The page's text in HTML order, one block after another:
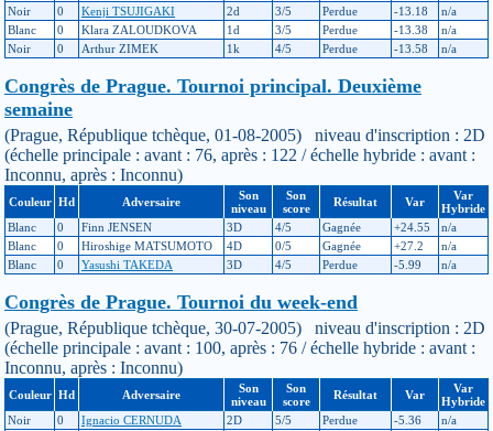
Noir
0 Kenji TSUJIGAKI 2d 3/5 Perdue -13.18
n/a
Blanc
0 Klara ZALOUDKOVA 1d 3/5 Perdue -13.38
n/a
Noir
0 Arthur ZIMEK 1k 4/5 Perdue -13.58 n/a
Congrès de Prague. Tournoi principal. Deuxième
semaine
(Prague, République tchèque, 01-08-2005) niveau d'inscription : 2D
(échelle principale : avant : 76, après : 122 / échelle hybride : avant :
Inconnu, après : Inconnu)
Couleur Hd Adversaire
Son
niveau
Son
score
Résultat Var
Var
Hybride
Blanc
0 Finn JENSEN 3D 4/5 Gagnée +24.55
n/a
Blanc
0 Hiroshige MATSUMOTO 4D 0/5 Gagnée +27.2
n/a
Blanc
0 Yasushi TAKEDA 3D 4/5 Perdue -5.99 n/a
Congrès de Prague. Tournoi du week-end
(Prague, République tchèque, 30-07-2005) niveau d'inscription : 2D
(échelle principale : avant : 100, après : 76 / échelle hybride : avant :
Inconnu, après : Inconnu)
Couleur Hd Adversaire
Son
niveau
Son
score
Résultat Var
Var
Hybride
Noir
0 Ignacio CERNUDA 2D 5/5 Perdue -5.36
n/a